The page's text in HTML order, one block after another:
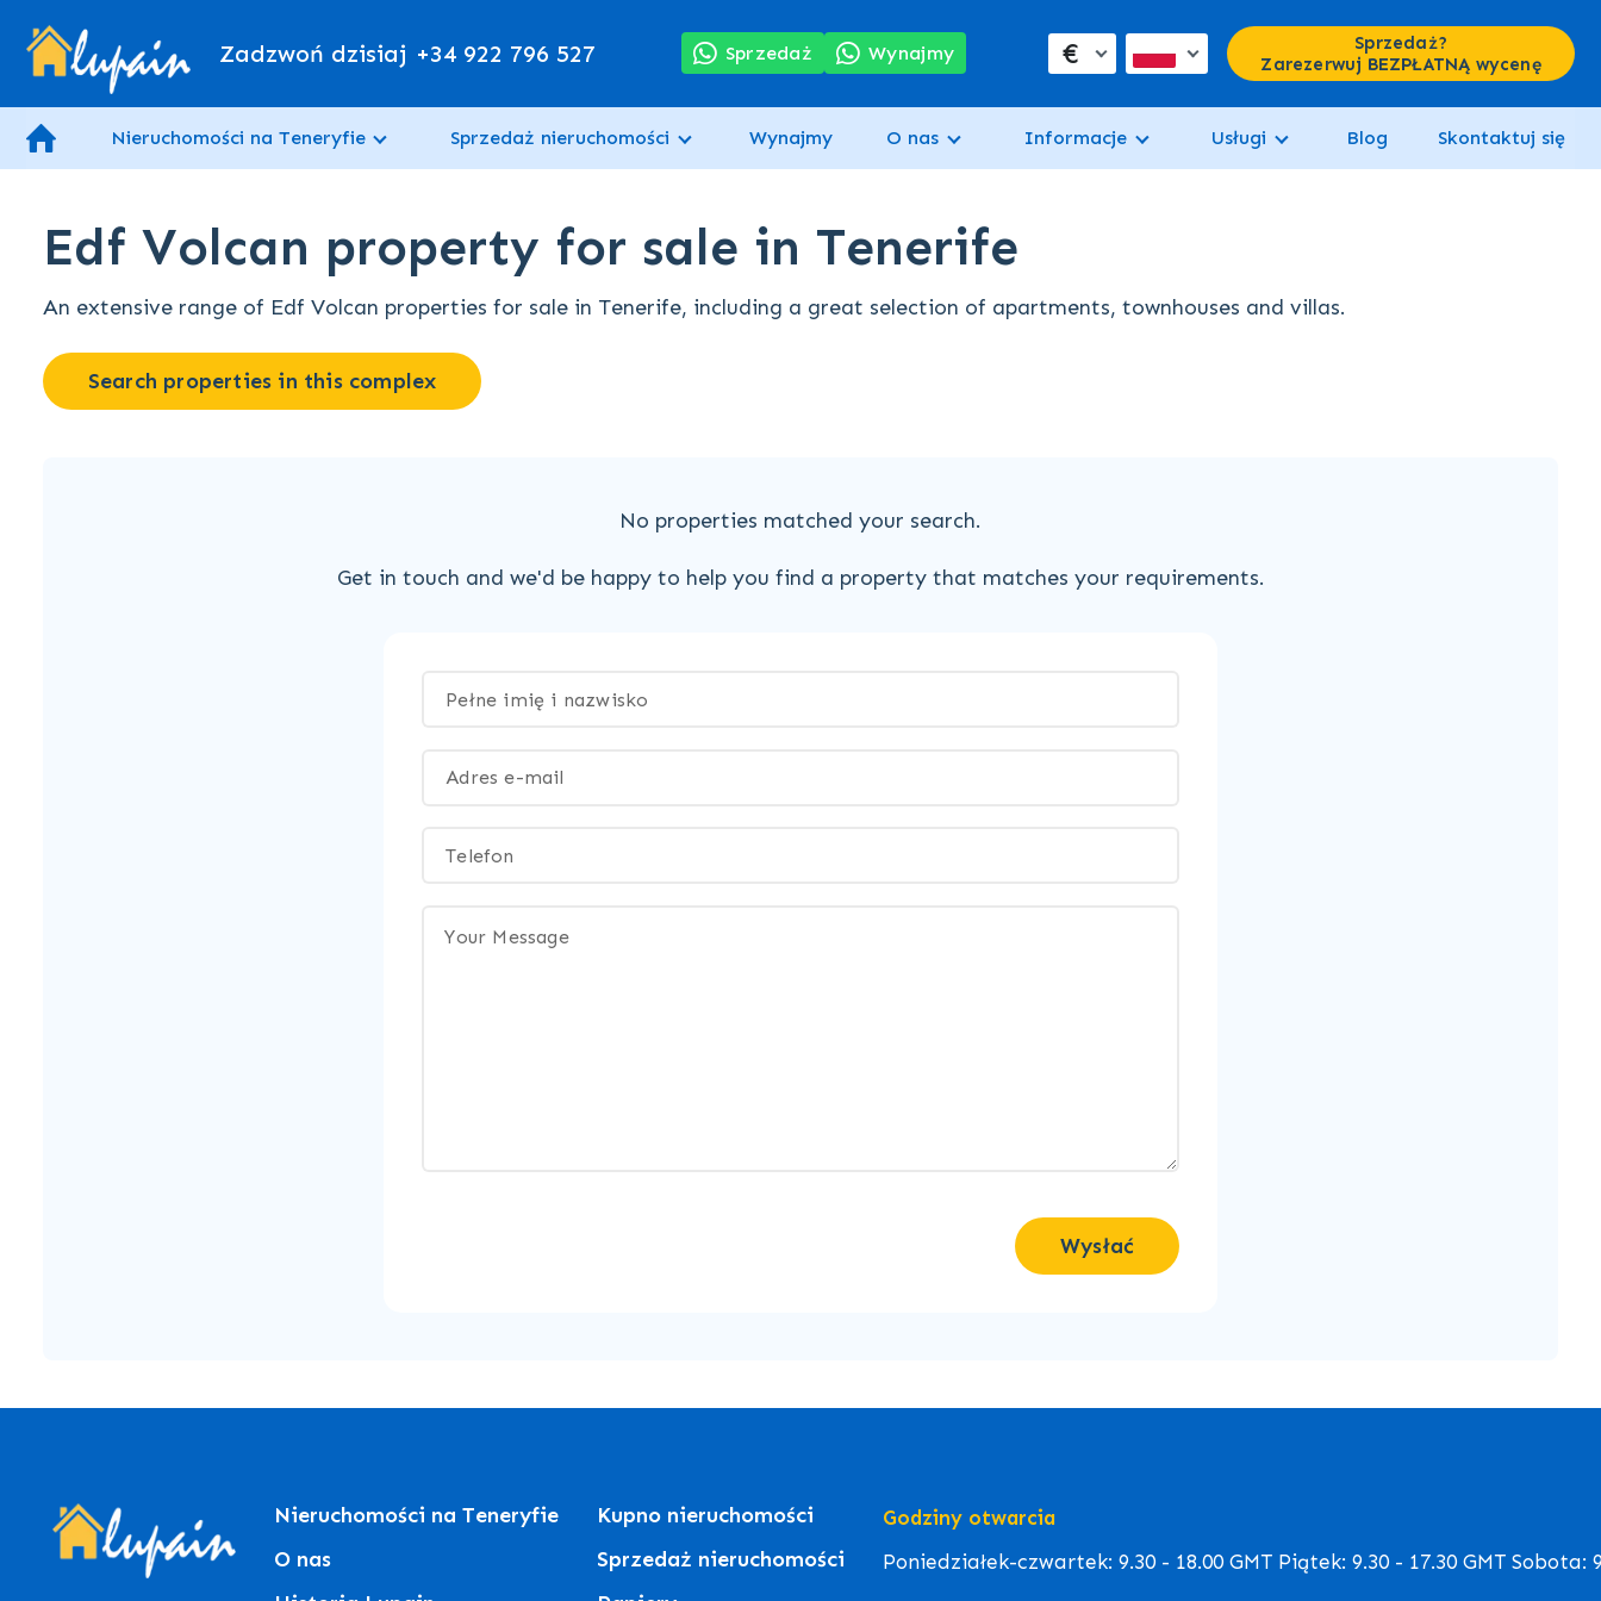
Zadzwoń dzisiaj +34 922 796 527 Sprzedaż Wynajmy €
Sprzedaż?
Zarezerwuj BEZPŁATNĄ wycenę
Nieruchomości na Teneryfie Sprzedaż nieruchomości Wynajmy O nas Informacje Usługi Blog Skontaktuj się
Edf Volcan property for sale in Tenerife
An extensive range of Edf Volcan properties for sale in Tenerife, including a great selection of apartments, townhouses and villas.
Search properties in this complex
No properties matched your search.
Get in touch and we'd be happy to help you find a property that matches your requirements.
Wysłać
Nieruchomości na Teneryfie
O nas
Kupno nieruchomości
Sprzedaż nieruchomości
Godziny otwarcia
Poniedziałek-czwartek: 9.30 - 18.00 GMT Piątek: 9.30 - 17.30 GMT Sobota: